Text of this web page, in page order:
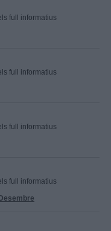
full informatius
full informatius
full informatius
full informatius
Desembre